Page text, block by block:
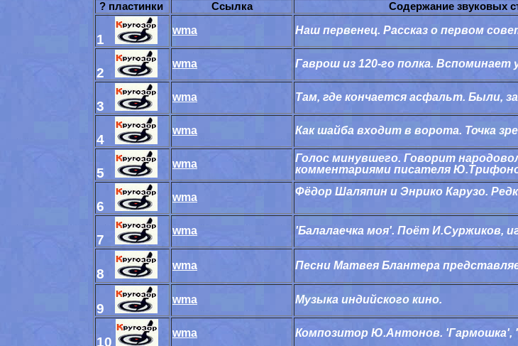
? пластинки Ссылка Содержание звуковых
1
wma Наш первенец. Рассказ о первом
2
wma Гаврош из 120-го полка.
3
wma Там, где кончается асфальт. Были,
4
wma Как шайба входит в ворота. Точка
5
wma
Голос минувшего. Говорит
комментариями писателя
6
wma Фёдор Шаляпин и Энрико Карузо.
7
wma 'Балалаечка моя'. Поёт И.Суржиков,
8
wma Песни Матвея Блантера
9
wma Музыка индийского кино.
10
wma Композитор Ю.Антонов. 'Гармошка',